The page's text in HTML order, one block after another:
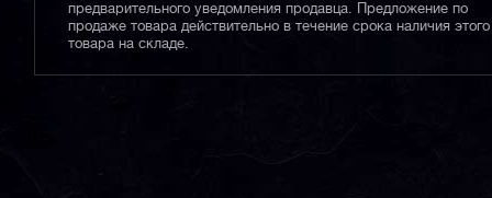
предварительного уведомления продавца. Предложение по
продаже товара действительно в течение срока наличия этого
товара на складе.